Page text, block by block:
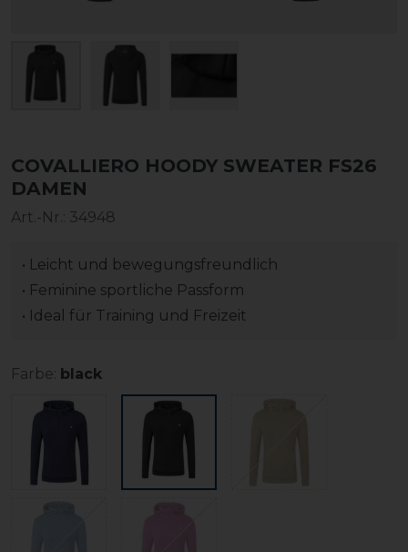
COVALLIERO HOODY SWEATER FS26
DAMEN
Art.-Nr.: 34948
• Leicht und bewegungsfreundlich
• Feminine sportliche Passform
• Ideal für Training und Freizeit
Farbe: black